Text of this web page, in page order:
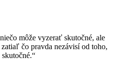
môže vyzerať skutočné, ale
čo pravda nezávisí od toho,